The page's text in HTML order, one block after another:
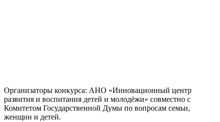
Организаторы конкурса: АНО «Инновационный центр
развития и воспитания детей и молодёжи» совместно с
Комитетом Государственной Думы по вопросам семьи,
женщин и детей.